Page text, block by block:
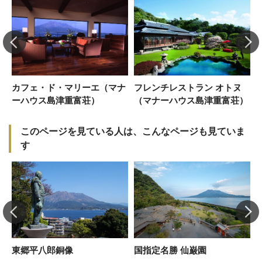
カフェ・ド・マリーエ（マナ
ーハウス島津重富荘）
フレンチレストラン オトヌ
（マナーハウス島津重富荘）
このページを見ている人は、こんなページも見ていま
す
東郷平八郎銅像 国指定名勝 仙巌園